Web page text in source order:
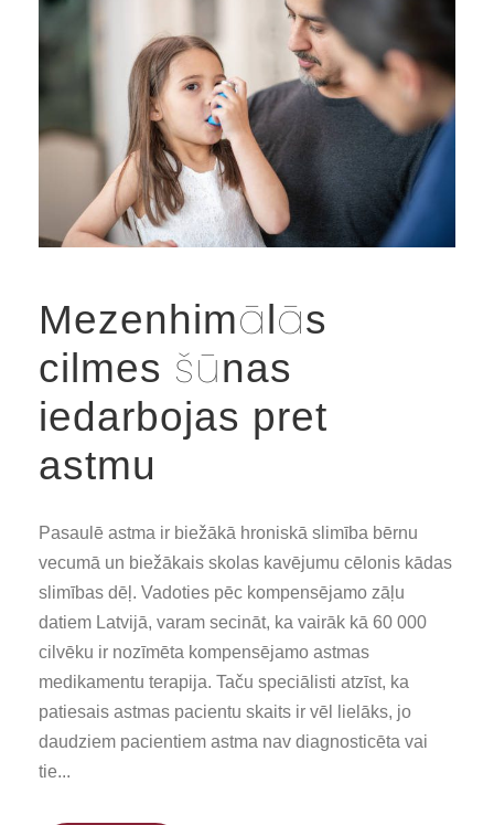
Mezenhimālās
cilmes šūnas
iedarbojas pret
astmu
Pasaulē astma ir biežākā hroniskā slimība bērnu
vecumā un biežākais skolas kavējumu cēlonis kādas
slimības dēļ. Vadoties pēc kompensējamo zāļu
datiem Latvijā, varam secināt, ka vairāk kā 60 000
cilvēku ir nozīmēta kompensējamo astmas
medikamentu terapija. Taču speciālisti atzīst, ka
patiesais astmas pacientu skaits ir vēl lielāks, jo
daudziem pacientiem astma nav diagnosticēta vai
tie...